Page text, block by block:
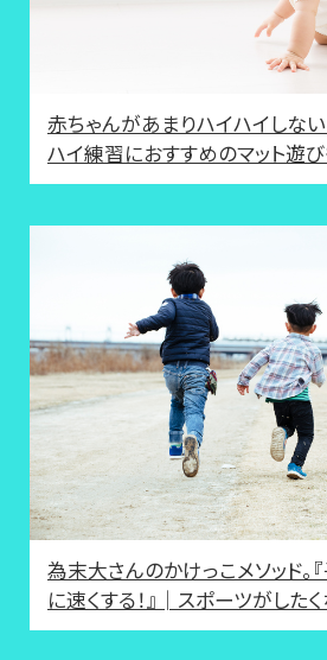
赤ちゃんがあまりハイハイしな
ハイ練習におすすめのマット遊
為末大さんのかけっこメソッド。
に速くする！』│スポーツがした